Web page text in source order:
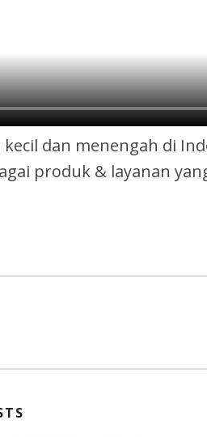
dan menengah di
produk & layanan